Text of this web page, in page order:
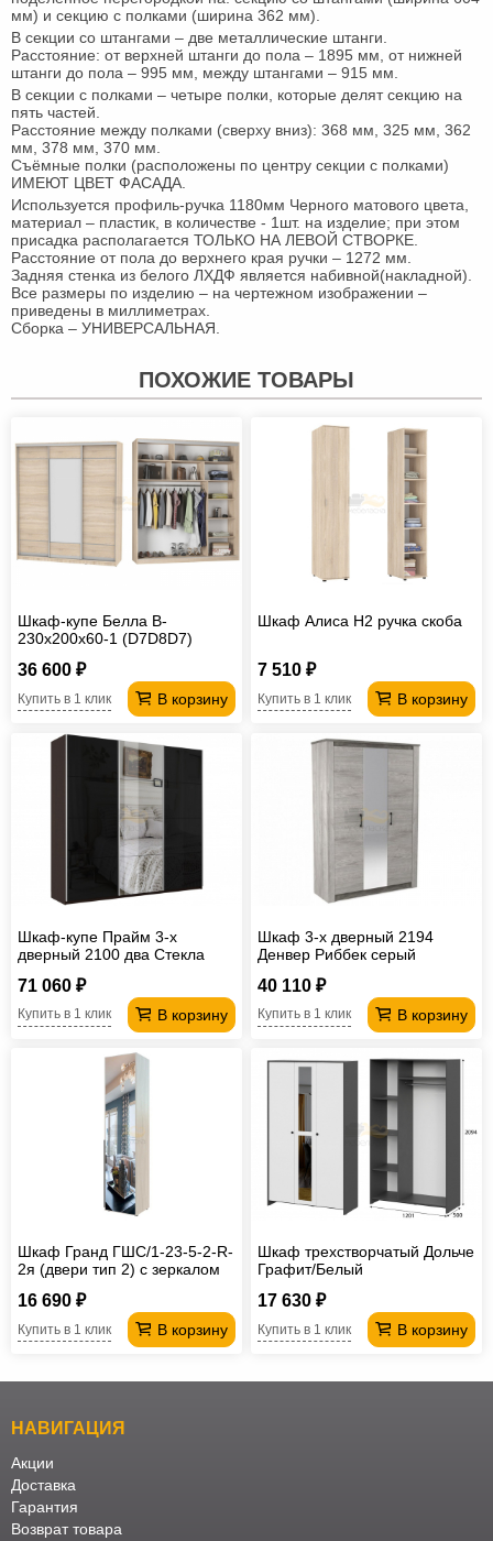
мм) и секцию с полками (ширина 362 мм).
В секции со штангами – две металлические штанги.
Расстояние: от верхней штанги до пола – 1895 мм, от нижней
штанги до пола – 995 мм, между штангами – 915 мм.
В секции с полками – четыре полки, которые делят секцию на
пять частей.
Расстояние между полками (сверху вниз): 368 мм, 325 мм, 362
мм, 378 мм, 370 мм.
Съёмные полки (расположены по центру секции с полками)
ИМЕЮТ ЦВЕТ ФАСАДА.
Используется профиль-ручка 1180мм Черного матового цвета,
материал – пластик, в количестве - 1шт. на изделие; при этом
присадка располагается ТОЛЬКО НА ЛЕВОЙ СТВОРКЕ.
Расстояние от пола до верхнего края ручки – 1272 мм.
Задняя стенка из белого ЛХДФ является набивной(накладной).
Все размеры по изделию – на чертежном изображении –
приведены в миллиметрах.
Сборка – УНИВЕРСАЛЬНАЯ.
ПОХОЖИЕ ТОВАРЫ
Шкаф-купе Белла B-
230х200х60-1 (D7D8D7)
36 600 ₽
В корзину
Купить в 1 клик
Шкаф Алиса H2 ручка скоба
7 510 ₽
В корзину
Купить в 1 клик
Шкаф-купе Прайм 3-х
дверный 2100 два Стекла
71 060 ₽
В корзину
Купить в 1 клик
Шкаф 3-х дверный 2194
Денвер Риббек серый
40 110 ₽
В корзину
Купить в 1 клик
Шкаф Гранд ГШС/1-23-5-2-R-
2я (двери тип 2) с зеркалом
16 690 ₽
В корзину
Купить в 1 клик
Шкаф трехстворчатый Дольче
Графит/Белый
17 630 ₽
В корзину
Купить в 1 клик
НАВИГАЦИЯ
Акции
Доставка
Гарантия
Возврат товара